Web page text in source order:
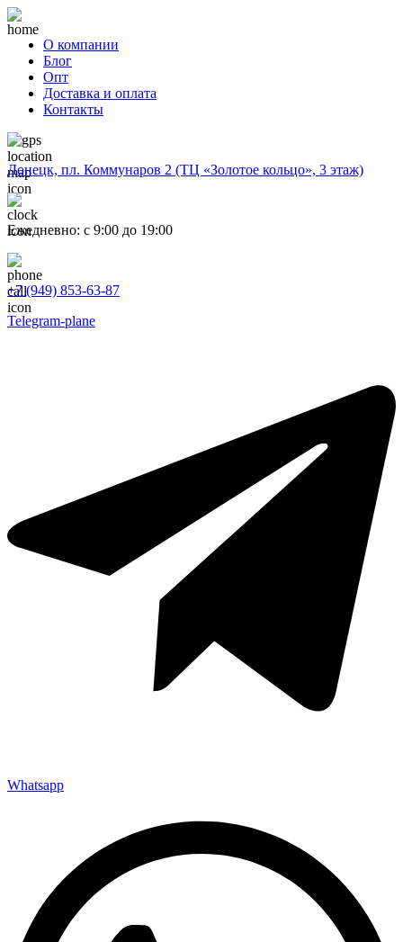
О компании
Блог
Опт
Доставка и оплата
Контакты
Донецк, пл. Коммунаров 2 (ТЦ «Золотое кольцо», 3 этаж)
Ежедневно: с 9:00 до 19:00
+7 (949) 853-63-87
Telegram-plane
Whatsapp